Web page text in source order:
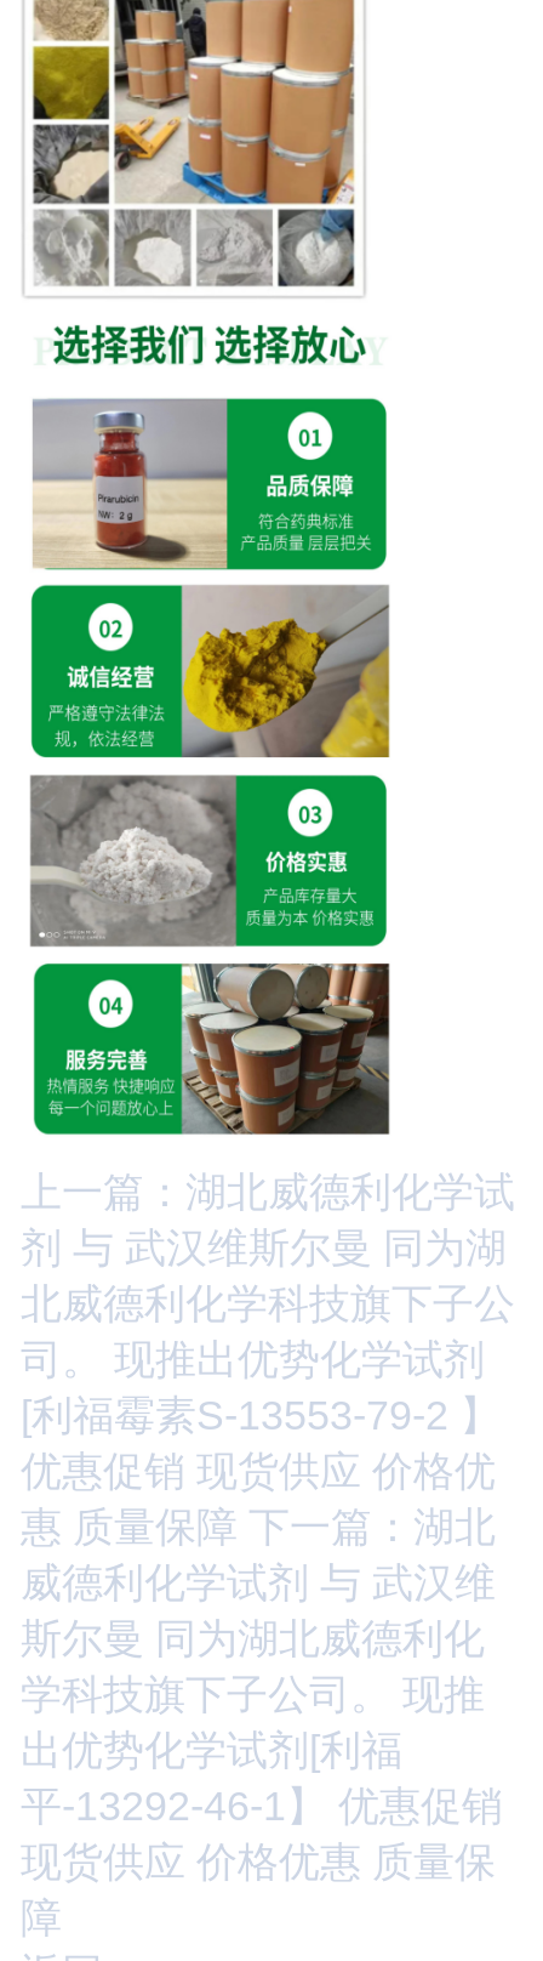
上一篇：湖北威德利化学试
剂 与 武汉维斯尔曼 同为湖
北威德利化学科技旗下子公
司。 现推出优势化学试剂
[利福霉素S-13553-79-2 】
优惠促销 现货供应 价格优
惠 质量保障 下一篇：湖北
威德利化学试剂 与 武汉维
斯尔曼 同为湖北威德利化
学科技旗下子公司。 现推
出优势化学试剂[利福
平-13292-46-1】 优惠促销
现货供应 价格优惠 质量保
障